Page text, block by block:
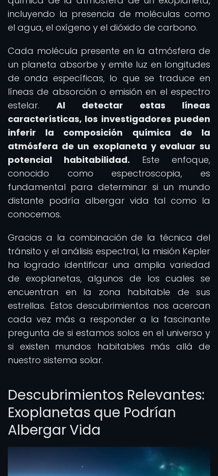
incluyendo la presencia de moléculas como
el agua, el oxígeno y el dióxido de carbono.
Cada molécula presente en la atmósfera de
un planeta absorbe y emite luz en longitudes
de onda específicas, lo que se traduce en
líneas de absorción o emisión en el espectro
estelar. Al detectar estas líneas
características, los investigadores pueden
inferir la composición química de la
atmósfera de un exoplaneta y evaluar su
potencial habitabilidad. Este enfoque,
conocido como espectroscopia, es
fundamental para determinar si un mundo
distante podría albergar vida tal como la
conocemos.
Gracias a la combinación de la técnica del
tránsito y el análisis espectral, la misión Kepler
ha logrado identificar una amplia variedad
de exoplanetas, algunos de los cuales se
encuentran en la zona habitable de sus
estrellas. Estos descubrimientos nos acercan
cada vez más a responder a la fascinante
pregunta de si estamos solos en el universo y
si existen mundos habitables más allá de
nuestro sistema solar.
Descubrimientos Relevantes:
Exoplanetas que Podrían
Albergar Vida